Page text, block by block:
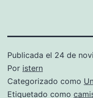
Publicada el 24 de
Por istern
Categorizado como
Etiquetado como